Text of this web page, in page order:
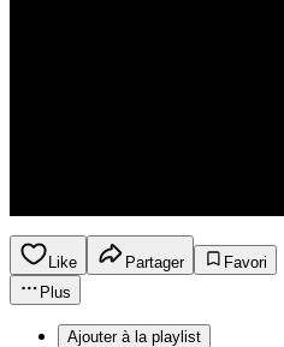
Like Partager
Favori
Plus
Ajouter à la playlist